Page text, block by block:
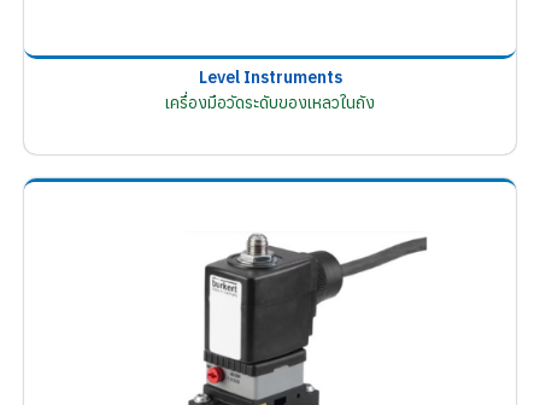
Level Instruments
เครื่องมือวัดระดับของเหลวในถัง